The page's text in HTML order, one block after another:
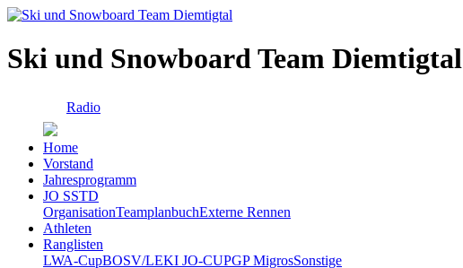
Ski und Snowboard Team Diemtigtal
Radio
Home
Vorstand
Jahresprogramm
JO SSTD
OrganisationTeamplanbuchExterne Rennen
Athleten
Ranglisten
LWA-CupBOSV/LEKI JO-CUPGP MigrosSonstige